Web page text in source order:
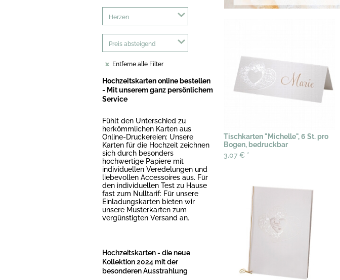
Herzen
Preis absteigend
Entferne alle Filter
Hochzeitskarten online bestellen
- Mit unserem ganz persönlichem
Service
Fühlt den Unterschied zu
herkömmlichen Karten aus
Online-Druckereien: Unsere
Karten für die Hochzeit zeichnen
sich durch besonders
hochwertige Papiere mit
individuellen Veredelungen und
liebevollen Accessoires aus. Für
den individuellen Test zu Hause
fast zum Nulltarif: Für unsere
Einladungskarten bieten wir
unsere Musterkarten zum
vergünstigten Versand an.
Hochzeitskarten - die neue
Kollektion 2024 mit der
besonderen Ausstrahlung
Tischkarten "Michelle", 6 St. pro
Bogen, bedruckbar
3,07 € *